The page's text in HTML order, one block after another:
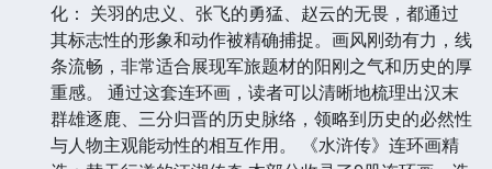
化： 关羽的忠义、张飞的勇猛、赵云的无畏，都通过
其标志性的形象和动作被精确捕捉。画风刚劲有力，线
条流畅，非常适合展现军旅题材的阳刚之气和历史的厚
重感。 通过这套连环画，读者可以清晰地梳理出汉末
群雄逐鹿、三分归晋的历史脉络，领略到历史的必然性
与人物主观能动性的相互作用。 《水浒传》连环画精